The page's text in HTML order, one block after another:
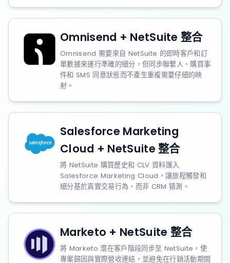
Omnisend + NetSuite 整合
Omnisend 需要來自 NetSuite 的即時客戶和訂
單數據來運行準確的細分，但同步聯繫人、購買事
件和 SMS 同意狀態而不產生重複需要仔細的映
射。
Salesforce Marketing
Cloud + NetSuite 整合
將 NetSuite 購買歷史和 CLV 資料匯入
Salesforce Marketing Cloud，讓旅程觸發和
細分基於真實交易行為，而非 CRM 猜測。
Marketo + NetSuite 整合
將 Marketo 潛在客戶階段同步至 NetSuite，使
專案歸因與實際營收連結，並避免在行銷活動期間